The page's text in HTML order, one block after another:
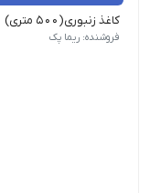
کاغذ زنبوری(۵۰۰ متری)
فروشنده: ریما پک